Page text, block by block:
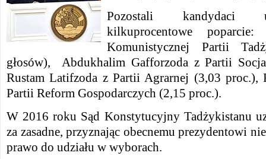
Pozostali kandydaci
kilkuprocentowe
Komunistycznej Partii
głosów), Abdukhalim Gafforzoda z Partii
Rustam Latifzoda z Partii Agrarnej (3,03 proc.),
Partii Reform Gospodarczych (2,15 proc.).
W 2016 roku Sąd Konstytucyjny Tadżykistanu
za zasadne, przyznając obecnemu prezydentowi
prawo do udziału w wyborach.